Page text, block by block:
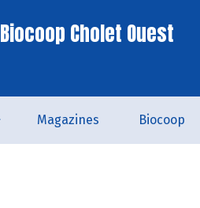
Biocoop Cholet Ouest
Magazines Biocoop